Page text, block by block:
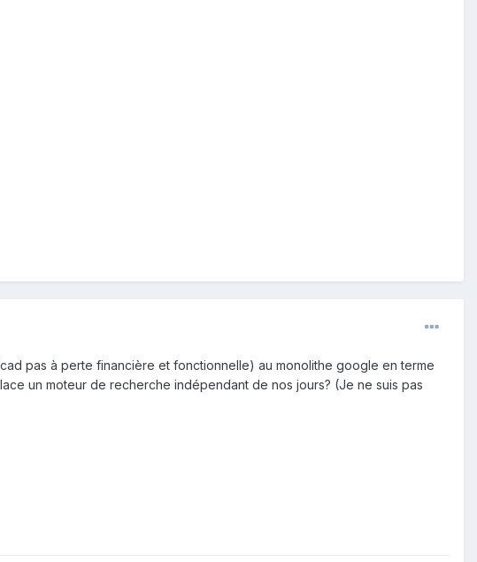
pas à perte financière et fonctionnelle) au monolithe google en terme
un moteur de recherche indépendant de nos jours? (Je ne suis pas